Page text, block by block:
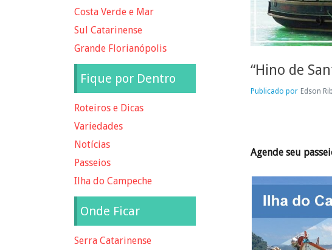
“Hino de
Publicado por Edson
Agende seu
Costa Verde e Mar
Sul Catarinense
Grande Florianópolis
Fique por Dentro
Roteiros e Dicas
Variedades
Notícias
Passeios
Ilha do Campeche
Onde Ficar
Serra Catarinense